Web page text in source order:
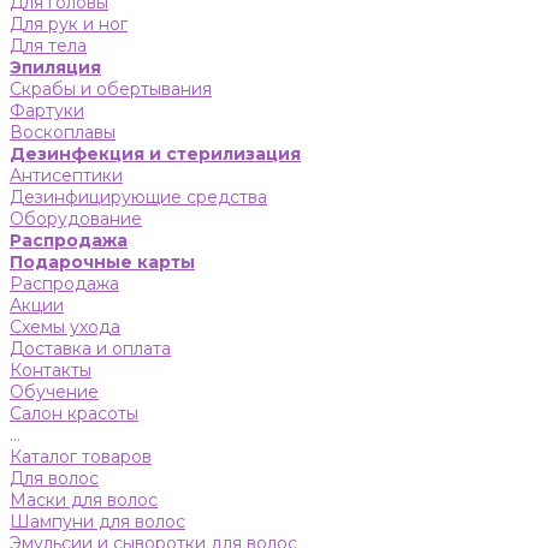
Для рук и ног
Для тела
Эпиляция
Скрабы и обертывания
Фартуки
Воскоплавы
Дезинфекция и стерилизация
Антисептики
Дезинфицирующие средства
Оборудование
Распродажа
Подарочные карты
Распродажа
Акции
Схемы ухода
Доставка и оплата
Контакты
Обучение
Салон красоты
...
Каталог товаров
Для волос
Маски для волос
Шампуни для волос
Эмульсии и сыворотки для волос